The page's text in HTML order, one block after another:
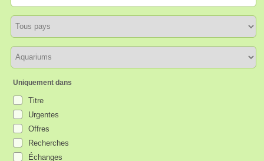
Uniquement dans
Titre
Urgentes
Offres
Recherches
Échanges